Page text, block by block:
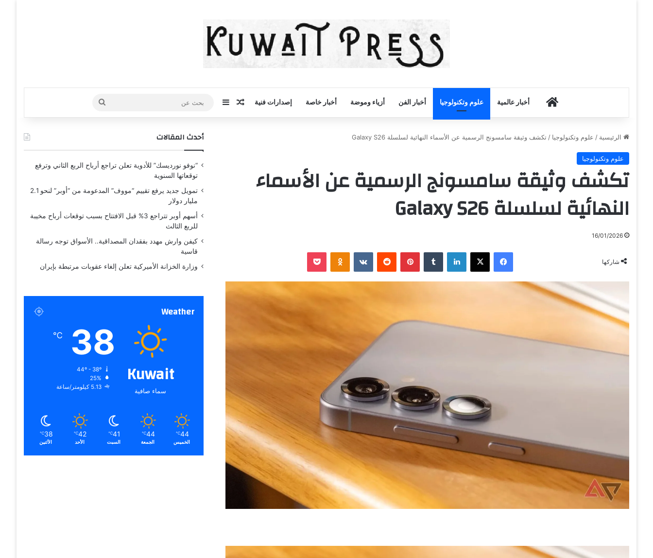
أخبار الكويت
أخبار عالمية علوم وتكنولوجيا أخبار الفن أزياء وموضة أخبار خاصة إصدارات فنية مقال عشوائي
إضافة عمود جانبي
بحث
عن
الرئيسية / علوم وتكنولوجيا / تكشف وثيقة سامسونج الرسمية عن الأسماء النهائية لسلسلة Galaxy S26
علوم وتكنولوجيا
تكشف وثيقة سامسونج الرسمية عن الأسماء
النهائية لسلسلة Galaxy S26
16/01/2026
شاركها
فيسبوك ‫X لينكدإن ‏Tumblr بينتيريست ‏Reddit
‏VKontakte
Odnoklassniki
‫Pocket
أحدث المقالات
“نوفو نورديسك” للأدوية تعلن تراجع أرباح الربع الثاني وترفع
توقعاتها السنوية
تمويل جديد يرفع تقييم “مووف” المدعومة من “أوبر” لنحو 2.1
مليار دولار
أسهم أوبر تتراجع 3% قبل الافتتاح بسبب توقعات أرباح مخيبة
للربع الثالث
كيفن وارش مهدد بفقدان المصداقية.. الأسواق توجه رسالة
قاسية
وزارة الخزانة الأميركية تعلن إلغاء عقوبات مرتبطة بإيران
Weather
Kuwait
سماء صافية
38
℃
25%
5.13 كيلومتر/ساعة
44
℃
الخميس
44
℃
الجمعة
41
℃
السبت
42
℃
الأحد
38
℃
الأثنين